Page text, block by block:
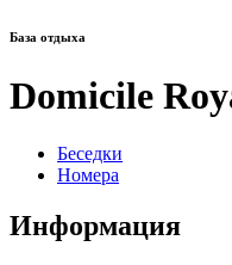
База отдыха
Domicile
Беседки
Номера
Информация